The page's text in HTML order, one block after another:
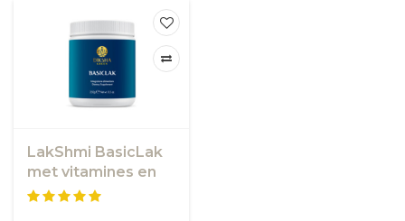
LakShmi BasicLak
met vitamines en
alkaliserende